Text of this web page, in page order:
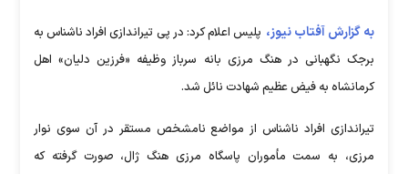
به گزارش آفتاب نیوز، پلیس اعلام کرد: در پی تیراندازی افراد ناشناس به
برجک نگهبانی در هنگ مرزی بانه سرباز وظیفه «فرزین دلیان» اهل
کرمانشاه به فیض عظیم شهادت نائل شد.
تیراندازی افراد ناشناس از مواضع نامشخص مستقر در آن سوی نوار
مرزی، به سمت مأموران پاسگاه مرزی هنگ ژال، صورت گرفته که